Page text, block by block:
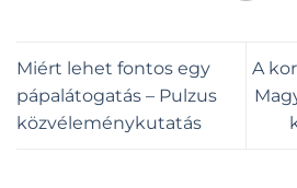
Miért lehet fontos egy
pápalátogatás – Pulzus
közvéleménykutatás
A